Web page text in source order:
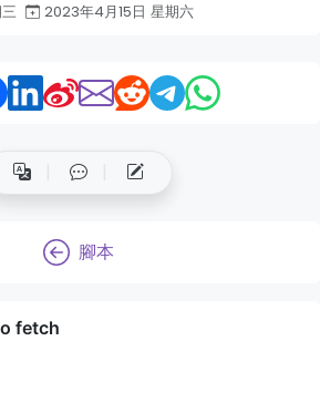
2023年4月15日 星期六
腳本